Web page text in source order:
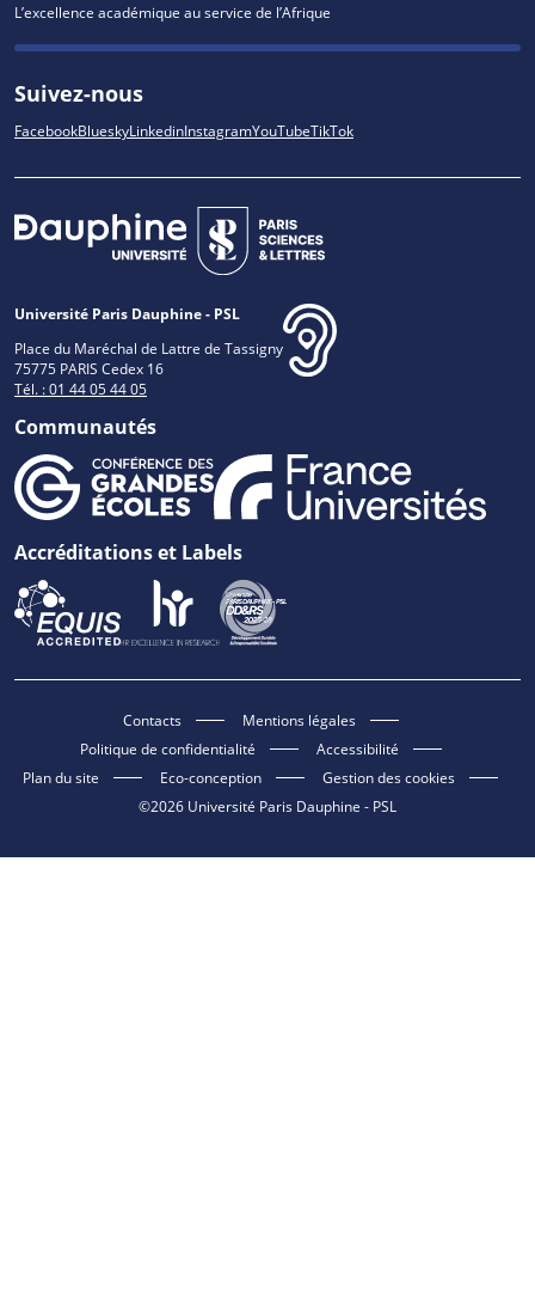
L’excellence académique au service de l’Afrique
Suivez-nous
FacebookBlueskyLinkedinInstagramYouTubeTikTok
Université Paris Dauphine - PSL
Place du Maréchal de Lattre de Tassigny
75775 PARIS Cedex 16
Tél. : 01 44 05 44 05
Communautés
Accréditations et Labels
Contacts
Mentions légales
Politique de confidentialité
Accessibilité
Plan du site
Eco-conception
Gestion des cookies
©2026 Université Paris Dauphine - PSL